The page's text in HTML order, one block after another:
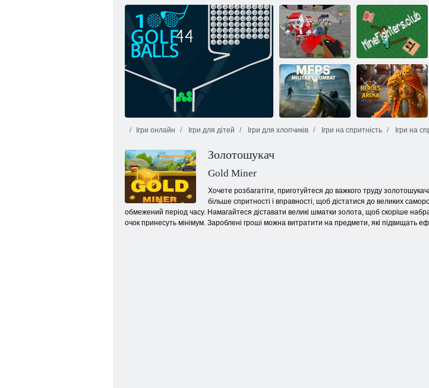
Пак-КСОНи. Герой повертається!
Хто говорить
Том: Кіндер
сюрприз
Полювання за
скарбами
100 м'ячів для гольфу
Піксельні
війни:
Апокаліпсис
зомбі
Клуб забіяк
Багатокористувацький
Ігри онлайн Ігри для дітей Ігри для хлопчиків Ігри на спритність Ігри на
Золотошукач
Gold Miner
Хочете розбагатіти, приготуйтеся до важкого труду
більше спритності і вправності, щоб дістатися до великих
обмежений період часу. Намагайтеся діставати великі шматки золота, щоб скоріше
очок принесуть мінімум. Зароблені гроші можна витратити на предмети, які підвищать